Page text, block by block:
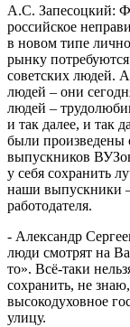
А.С. Запесоцкий:
российское
в новом типе
рынку
советских людей.
людей – они
людей –
и так далее, и так
были
выпускников
у себя сохранить
наши выпускники
работодателя.
- Александр
люди смотрят на
то». Всё-таки
сохранить, не
высокодуховное
улицу.